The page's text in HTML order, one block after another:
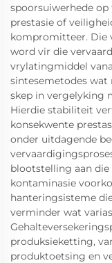
spoorsuiwerhede
prestasie of
kompromitteer. Die
word vir die
vrylatingmiddel
sintesemetodes
skep in vergelyking
Hierdie stabiliteit
konsekwente
onder uitdagende
blootstelling aan
kontaminasie
hanteringsisteme
verminder wat
produksieketting,
produktoetsing en